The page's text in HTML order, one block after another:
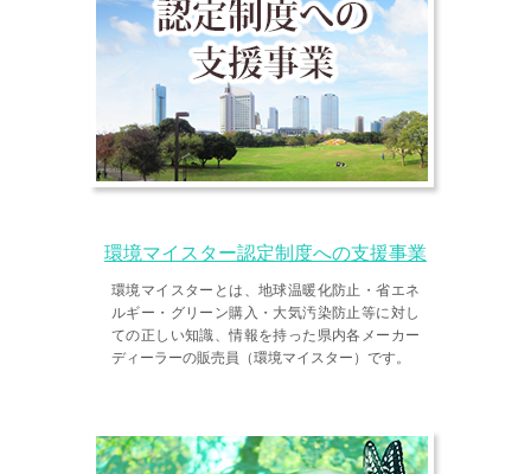
環境マイスター認定制度への支援事業
環境マイスターとは、地球温暖化防止・省エネ
ルギー・グリーン購入・大気汚染防止等に対し
ての正しい知識、情報を持った県内各メーカー
ディーラーの販売員（環境マイスター）です。